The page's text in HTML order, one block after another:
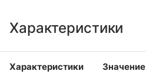
Характеристики
Характеристики Значение